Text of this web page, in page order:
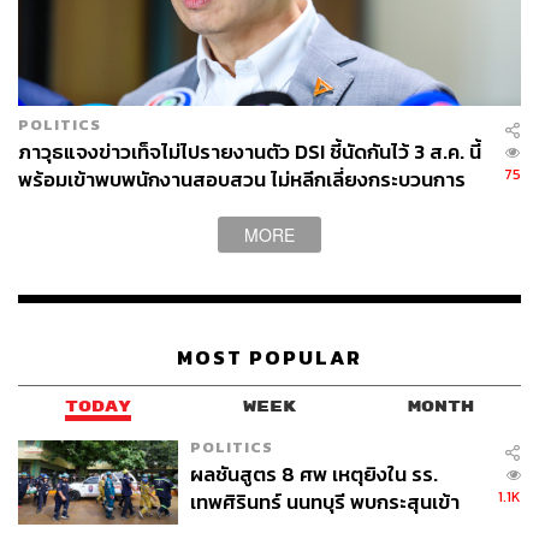
POLITICS
ภาวุธแจงข่าวเท็จไม่ไปรายงานตัว DSI ชี้นัดกันไว้ 3 ส.ค. นี้
พร้อมเข้าพบพนักงานสอบสวน ไม่หลีกเลี่ยงกระบวนการ
75
MORE
MOST POPULAR
TODAY WEEK MONTH
POLITICS
ผลชันสูตร 8 ศพ เหตุยิงใน รร.
เทพศิรินทร์ นนทบุรี พบกระสุนเข้า
1.1K